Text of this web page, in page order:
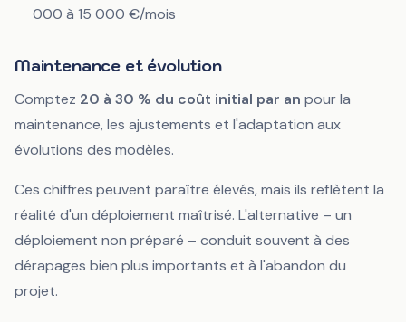
000 à 15 000 €/mois
Maintenance et évolution
Comptez 20 à 30 % du coût initial par an pour la
maintenance, les ajustements et l'adaptation aux
évolutions des modèles.
Ces chiffres peuvent paraître élevés, mais ils reflètent la
réalité d'un déploiement maîtrisé. L'alternative – un
déploiement non préparé – conduit souvent à des
dérapages bien plus importants et à l'abandon du
projet.